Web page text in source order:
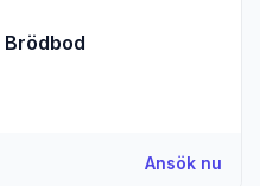
Ansök nu